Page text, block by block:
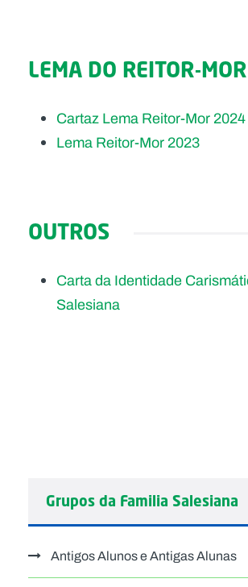
LEMA DO REITOR-MOR
Cartaz Lema Reitor-Mor 2024
Lema Reitor-Mor 2023
OUTROS
Carta da Identidade
Salesiana
Grupos da Familia Salesiana
Antigos Alunos e Antigas Alunas